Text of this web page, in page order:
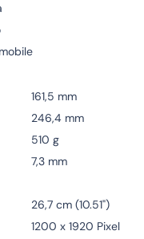
161,5 mm
246,4 mm
510 g
7,3 mm
26,7 cm (10.51")
1200 x 1920 Pixel